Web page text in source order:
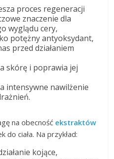
proces regeneracji
znaczenie dla
wyglądu cery,
potężny antyoksydant,
przed działaniem
skórę i poprawia jej
intensywne nawilżenie
na obecność ekstraktów
do ciała. Na przykład:
kojące,